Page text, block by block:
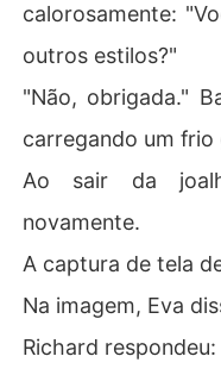
calorosamente:
outros estilos?"
"Não, obrigada."
carregando um frio
Ao sair da
novamente.
A captura de tela
Na imagem, Eva
Richard